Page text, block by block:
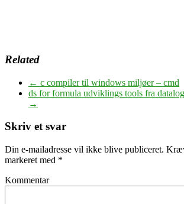
Related
← c compiler til windows miljøer – cmd
ds for formula udviklings tools fra
→
Skriv et svar
Din e-mailadresse vil ikke blive publiceret.
markeret med *
Kommentar